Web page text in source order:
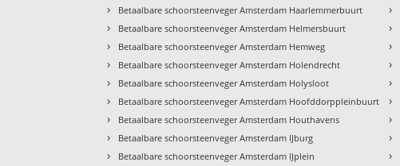
› Betaalbare schoorsteenveger Amsterdam Haarlemmerbuurt
› Betaalbare schoorsteenveger Amsterdam Helmersbuurt
› Betaalbare schoorsteenveger Amsterdam Hemweg
› Betaalbare schoorsteenveger Amsterdam Holendrecht
› Betaalbare schoorsteenveger Amsterdam Holysloot
› Betaalbare schoorsteenveger Amsterdam Hoofddorppleinbuurt
› Betaalbare schoorsteenveger Amsterdam Houthavens
› Betaalbare schoorsteenveger Amsterdam IJburg
› Betaalbare schoorsteenveger Amsterdam IJplein
›
›
›
›
›
›
›
›
›